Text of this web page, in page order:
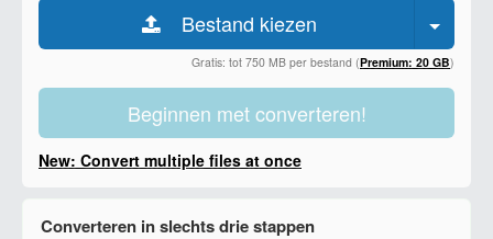
Bestand kiezen
Gratis: tot 750 MB per bestand (Premium: 20 GB)
Beginnen met converteren!
New: Convert multiple files at once
Converteren in slechts drie stappen